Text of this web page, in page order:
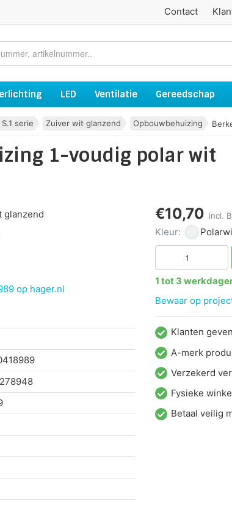
Contact
LED Ventilatie Gereedschap
serie Zuiver wit glanzend Opbouwbehuizing
1-voudig polar wit
glanzend
op hager.nl
€10,70 incl.
Kleur:
1 tot 3
Bewaar op
Klanten
A-merk
Verzekerd
Fysieke
Betaal veilig